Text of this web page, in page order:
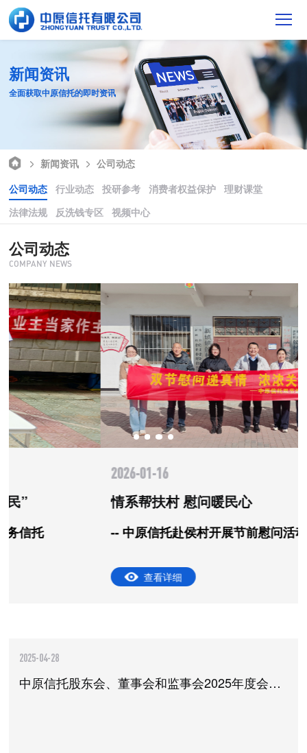
新闻资讯
全面获取中原信托的即时资讯
新闻资讯
公司动态
公司动态
行业动态 投研参考 消费者权益保护
理财课堂
法律法规
反洗钱专区 视频中心
公司动态
COMPANY NEWS
情系帮扶村 慰问暖民心
-- 中原信托赴侯村开展节前慰问活动
2025-04-28
中原信托股东会、董事会和监事会2025年度会议圆满召开